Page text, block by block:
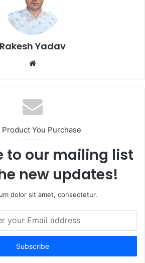
Rakesh Yadav
b
s
i
e
Product You Purchase
to our mailing list
new updates!
dolor sit amet, consectetur.